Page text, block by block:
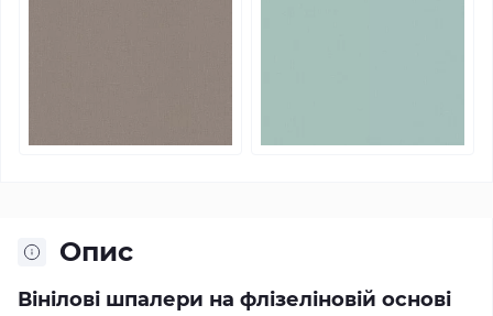
Опис
Вінілові шпалери на флізеліновій основі